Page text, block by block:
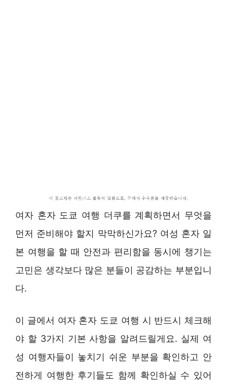
여자 혼자 도쿄 여행 더쿠를 계획하면서 무엇을
먼저 준비해야 할지 막막하신가요? 여성 혼자 일
본 여행을 할 때 안전과 편리함을 동시에 챙기는
고민은 생각보다 많은 분들이 공감하는 부분입니
다.
이 글에서 여자 혼자 도쿄 여행 시 반드시 체크해
야 할 3가지 기본 사항을 알려드릴게요. 실제 여
성 여행자들이 놓치기 쉬운 부분을 확인하고 안
전하게 여행한 후기들도 함께 확인하실 수 있어